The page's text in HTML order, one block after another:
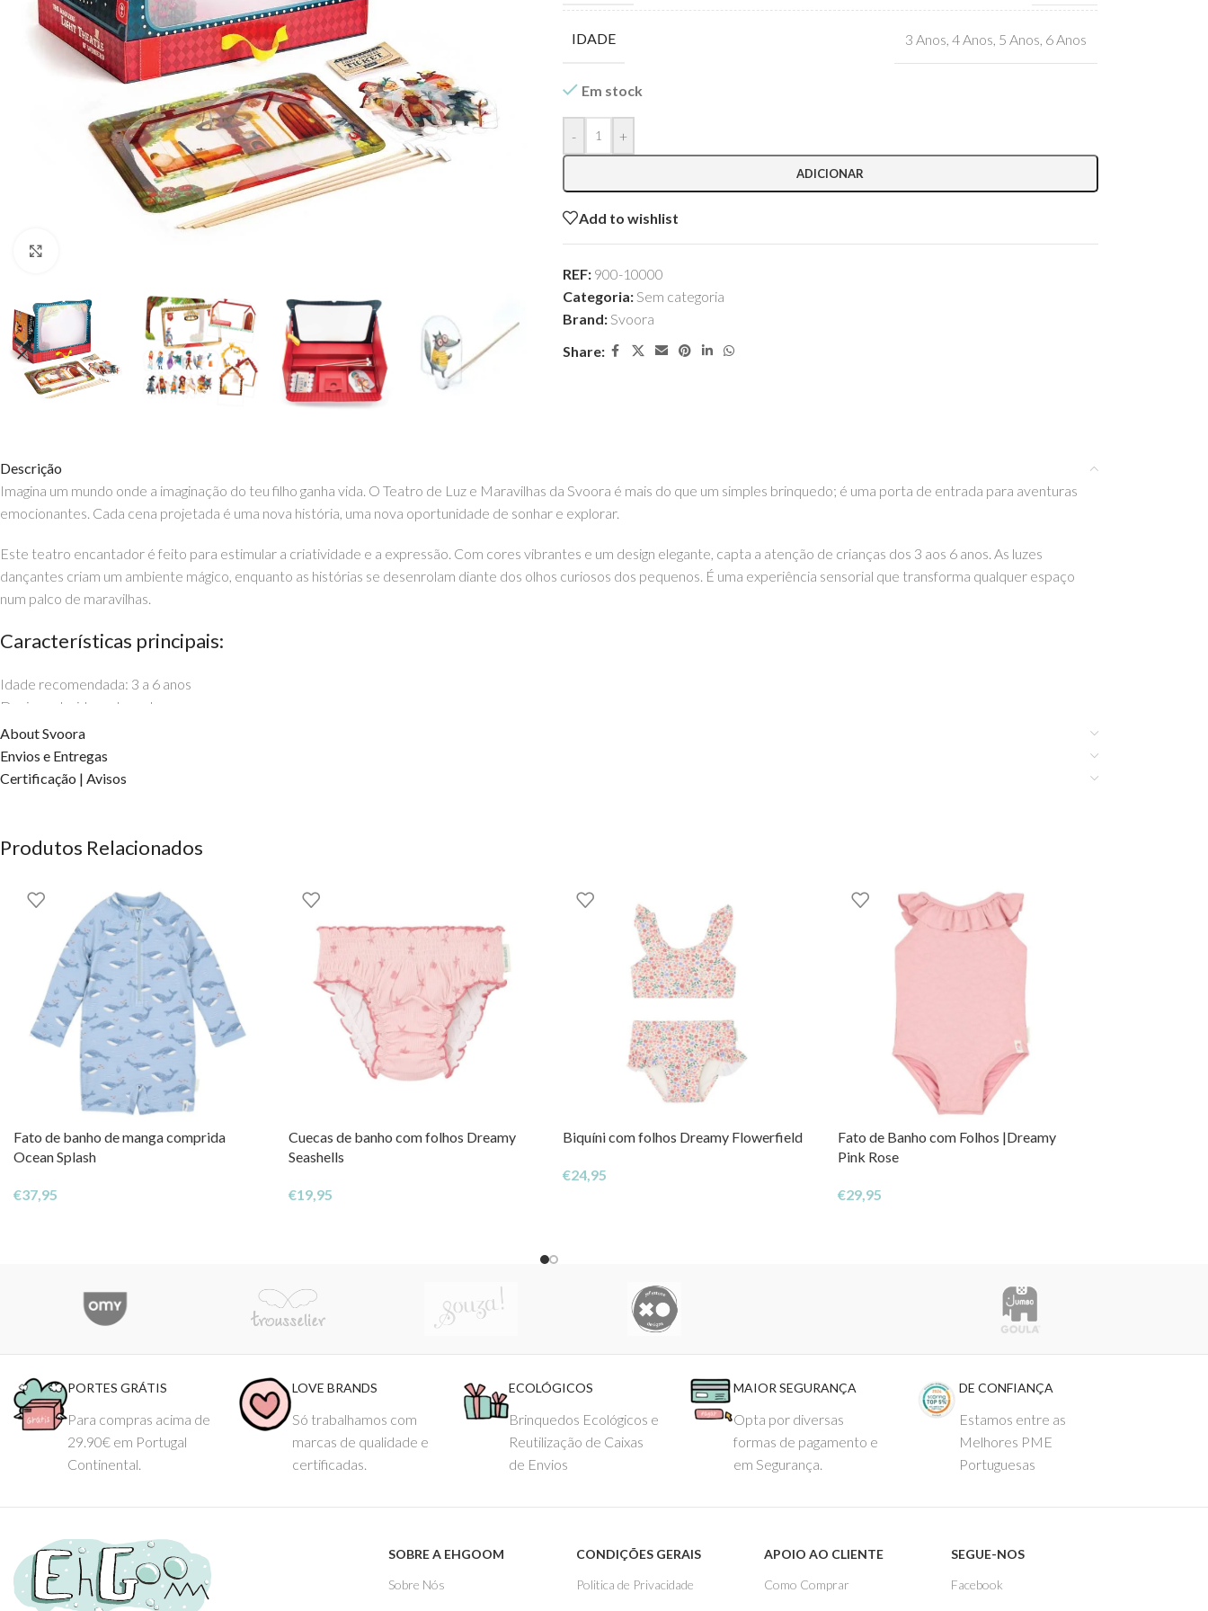
IDADE 3 Anos 4 Anos 5 Anos 6 Anos
Em stock
- +
ADICIONAR
Add to wishlist
REF: 900-10000
Categoria:Sem categoria
Brand:Svoora
Share:
Descrição
Imagina um mundo onde a imaginação do teu filho ganha vida. O Teatro de Luz e Maravilhas da Svoora é mais do que um simples brinquedo; é uma porta de entrada para aventuras
emocionantes. Cada cena projetada é uma nova história, uma nova oportunidade de sonhar e explorar.
Este teatro encantador é feito para estimular a criatividade e a expressão. Com cores vibrantes e um design elegante, capta a atenção de crianças dos 3 aos 6 anos. As luzes
dançantes criam um ambiente mágico, enquanto as histórias se desenrolam diante dos olhos curiosos dos pequenos. É uma experiência sensorial que transforma qualquer espaço
num palco de maravilhas.
Características principais:
Idade recomendada: 3 a 6 anos
Design colorido e atraente
Estimula a criatividade e a imaginação
Deixa o teu filho brilhar neste universo de luz e encanto. O Teatro de Luz e Maravilhas é um convite à fantasia e à diversão.
Podes encontrar este e outros artigos incríveis da Svoora aqui na EhGoom.
About Svoora
Envios e Entregas
Certificação | Avisos
Produtos Relacionados
Fato de banho de manga comprida
Ocean Splash
€37,95
Cuecas de banho com folhos Dreamy
Seashells
€19,95
Biquíni com folhos Dreamy Flowerfield
€24,95
Fato de Banho com Folhos |Dreamy
Pink Rose
€29,95
PORTES GRÁTIS
Para compras acima de
29.90€ em Portugal
Continental.
LOVE BRANDS
Só trabalhamos com
marcas de qualidade e
certificadas.
ECOLÓGICOS
Brinquedos Ecológicos e
Reutilização de Caixas
de Envios
MAIOR SEGURANÇA
Opta por diversas
formas de pagamento e
em Segurança.
DE CONFIANÇA
Estamos entre as
Melhores PME
Portuguesas
SOBRE A EHGOOM
Sobre Nós
CONDIÇÕES GERAIS
Politica de Privacidade
APOIO AO CLIENTE
Como Comprar
SEGUE-NOS
Facebook